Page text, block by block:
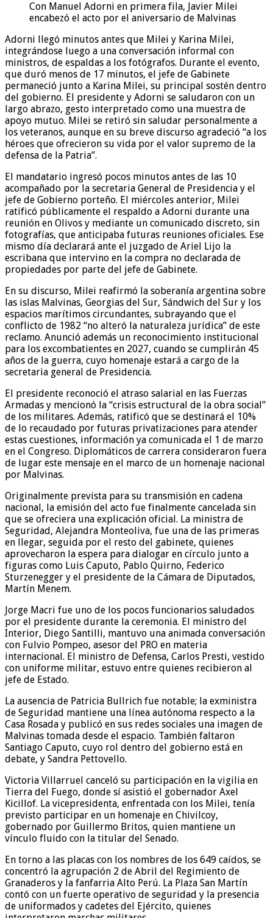
Con Manuel Adorni en primera fila, Javier Milei
encabezó el acto por el aniversario de Malvinas
Adorni llegó minutos antes que Milei y Karina Milei,
integrándose luego a una conversación informal con
ministros, de espaldas a los fotógrafos. Durante el evento,
que duró menos de 17 minutos, el jefe de Gabinete
permaneció junto a Karina Milei, su principal sostén dentro
del gobierno. El presidente y Adorni se saludaron con un
largo abrazo, gesto interpretado como una muestra de
apoyo mutuo. Milei se retiró sin saludar personalmente a
los veteranos, aunque en su breve discurso agradeció “a los
héroes que ofrecieron su vida por el valor supremo de la
defensa de la Patria”.
El mandatario ingresó pocos minutos antes de las 10
acompañado por la secretaria General de Presidencia y el
jefe de Gobierno porteño. El miércoles anterior, Milei
ratificó públicamente el respaldo a Adorni durante una
reunión en Olivos y mediante un comunicado discreto, sin
fotografías, que anticipaba futuras reuniones oficiales. Ese
mismo día declarará ante el juzgado de Ariel Lijo la
escribana que intervino en la compra no declarada de
propiedades por parte del jefe de Gabinete.
En su discurso, Milei reafirmó la soberanía argentina sobre
las islas Malvinas, Georgias del Sur, Sándwich del Sur y los
espacios marítimos circundantes, subrayando que el
conflicto de 1982 “no alteró la naturaleza jurídica” de este
reclamo. Anunció además un reconocimiento institucional
para los excombatientes en 2027, cuando se cumplirán 45
años de la guerra, cuyo homenaje estará a cargo de la
secretaria general de Presidencia.
El presidente reconoció el atraso salarial en las Fuerzas
Armadas y mencionó la “crisis estructural de la obra social”
de los militares. Además, ratificó que se destinará el 10%
de lo recaudado por futuras privatizaciones para atender
estas cuestiones, información ya comunicada el 1 de marzo
en el Congreso. Diplomáticos de carrera consideraron fuera
de lugar este mensaje en el marco de un homenaje nacional
por Malvinas.
Originalmente prevista para su transmisión en cadena
nacional, la emisión del acto fue finalmente cancelada sin
que se ofreciera una explicación oficial. La ministra de
Seguridad, Alejandra Monteoliva, fue una de las primeras
en llegar, seguida por el resto del gabinete, quienes
aprovecharon la espera para dialogar en círculo junto a
figuras como Luis Caputo, Pablo Quirno, Federico
Sturzenegger y el presidente de la Cámara de Diputados,
Martín Menem.
Jorge Macri fue uno de los pocos funcionarios saludados
por el presidente durante la ceremonia. El ministro del
Interior, Diego Santilli, mantuvo una animada conversación
con Fulvio Pompeo, asesor del PRO en materia
internacional. El ministro de Defensa, Carlos Presti, vestido
con uniforme militar, estuvo entre quienes recibieron al
jefe de Estado.
La ausencia de Patricia Bullrich fue notable; la exministra
de Seguridad mantiene una línea autónoma respecto a la
Casa Rosada y publicó en sus redes sociales una imagen de
Malvinas tomada desde el espacio. También faltaron
Santiago Caputo, cuyo rol dentro del gobierno está en
debate, y Sandra Pettovello.
Victoria Villarruel canceló su participación en la vigilia en
Tierra del Fuego, donde sí asistió el gobernador Axel
Kicillof. La vicepresidenta, enfrentada con los Milei, tenía
previsto participar en un homenaje en Chivilcoy,
gobernado por Guillermo Britos, quien mantiene un
vínculo fluido con la titular del Senado.
En torno a las placas con los nombres de los 649 caídos, se
concentró la agrupación 2 de Abril del Regimiento de
Granaderos y la fanfarria Alto Perú. La Plaza San Martín
contó con un fuerte operativo de seguridad y la presencia
de uniformados y cadetes del Ejército, quienes